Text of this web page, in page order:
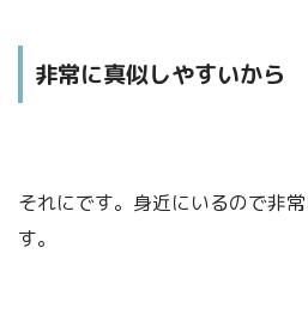
非常に真似しやすいから
それにです。身近にいるので非
す。